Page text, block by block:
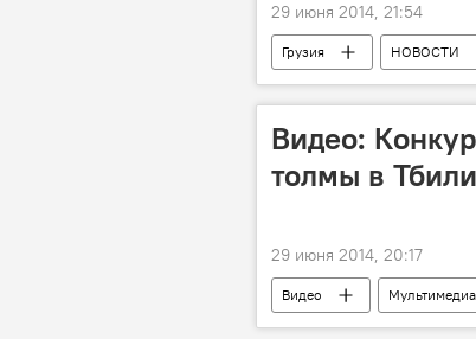
29 июня 2014, 21:54
Грузия НОВОСТИ
Видео:
толмы в
29 июня 2014, 20:17
Видео Мультимедиа